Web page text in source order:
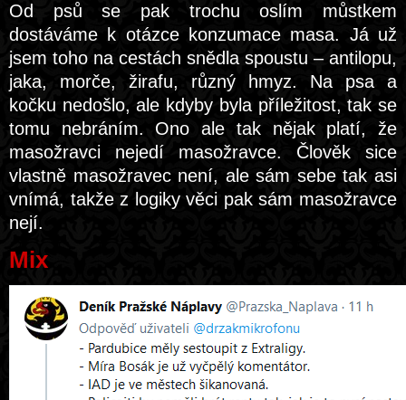
Od psů se pak trochu oslím můstkem
dostáváme k otázce konzumace masa. Já už
jsem toho na cestách snědla spoustu – antilopu,
jaka, morče, žirafu, různý hmyz. Na psa a
kočku nedošlo, ale kdyby byla příležitost, tak se
tomu nebráním. Ono ale tak nějak platí, že
masožravci nejedí masožravce. Člověk sice
vlastně masožravec není, ale sám sebe tak asi
vnímá, takže z logiky věci pak sám masožravce
nejí.
Mix